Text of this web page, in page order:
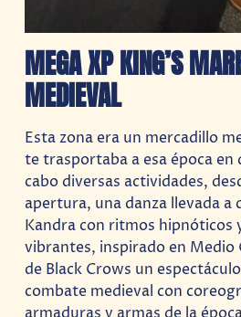
MEGA XP KING’S
MEDIEVAL
Esta zona era un mercadillo
te trasportaba a esa época en
cabo diversas actividades,
apertura, una danza llevada a
Kandra con ritmos hipnóticos
vibrantes, inspirado en Medio
de Black Crows un
combate medieval con